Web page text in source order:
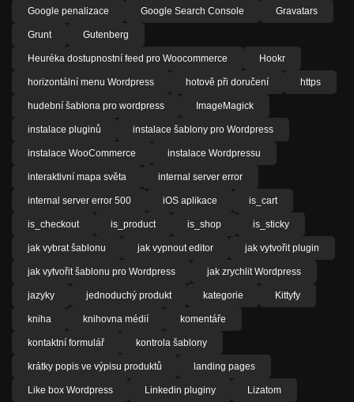
Google penalizace Google Search Console Gravatars
Grunt Gutenberg
Heuréka dostupnostní feed pro Woocommerce Hookr
horizontální menu Wordpress hotově při doručení https
hudební šablona pro wordpress ImageMagick
instalace pluginů instalace šablony pro Wordpress
instalace WooCommerce instalace Wordpressu
interaktivní mapa světa internal server error
internal server error 500 iOS aplikace is_cart
is_checkout is_product is_shop is_sticky
jak vybrat šablonu jak vypnout editor jak vytvořit plugin
jak vytvořit šablonu pro Wordpress jak zrychlit Wordpress
jazyky jednoduchý produkt kategorie Kittyfy
kniha knihovna médií komentáře
kontaktní formulář kontrola šablony
krátky popis ve výpisu produktů landing pages
Like box Wordpress Linkedin pluginy Lizatom